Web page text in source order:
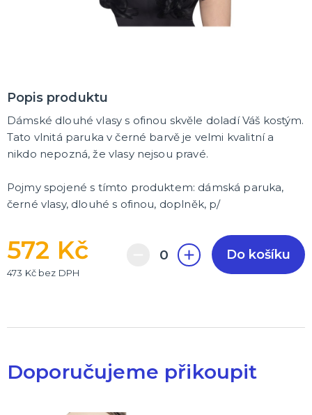
Popis produktu
Dámské dlouhé vlasy s ofinou skvěle doladí Váš kostým.
Tato vlnitá paruka v černé barvě je velmi kvalitní a
nikdo nepozná, že vlasy nejsou pravé.
Pojmy spojené s tímto produktem: dámská paruka,
černé vlasy, dlouhé s ofinou, doplněk, p/
572 Kč
473 Kč bez DPH
Do košíku
Doporučujeme přikoupit